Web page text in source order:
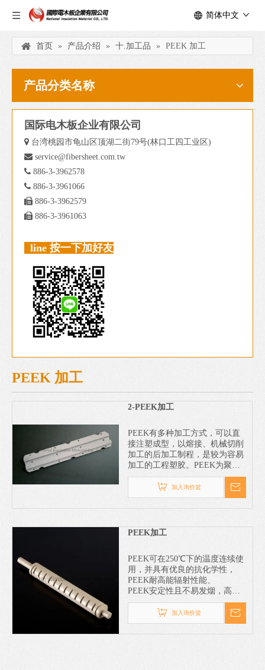
简体中文
首页 » 产品介绍 » 十.加工品 » PEEK 加工
产品分类名称
国际电木板企业有限公司
 台湾桃园市龟山区顶湖二街79号(林口工四工业区)
 service@fibersheet.com.tw
 886-3-3962578
 886-3-3961066
 886-3-3962579
 886-3-3961063
line 按一下加好友
PEEK 加工
2-PEEK加工
PEEK有多种加工方式，可以直
接注塑成型，以熔接、机械切削
加工的后加工制程，是较为容易
加工的工程塑胶。PEEK为聚醚
醚酮，PEEK因为拥有卓越的耐
高温性，高温机械性质及耐化学
品性受到业界注目。PEEK可算
是高级的热塑性高性能工程塑胶
和阻燃性以及及其轻量化的特
加入询价篮
PEEK加工
PEEK可在250℃下的温度连续使
用，并具有优良的抗化学性，
PEEK耐高能辐射性能、
PEEK安定性且不易发烟，高性
能工程塑胶PEEK使其成为可取
代传统金属合金的超级工程塑
胶。PEEK的主要应用在半导体
制程中的晶圆载具
加入询价篮